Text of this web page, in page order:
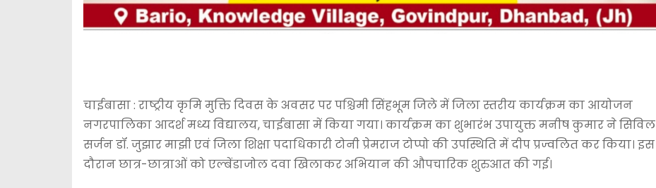
चाईबासा : राष्ट्रीय कृमि मुक्ति दिवस के अवसर पर पश्चिमी सिंहभूम जिले में जिला स्तरीय कार्यक्रम का आयोजन
नगरपालिका आदर्श मध्य विद्यालय, चाईबासा में किया गया। कार्यक्रम का शुभारंभ उपायुक्त मनीष कुमार ने सिविल
सर्जन डॉ. जुझार माझी एवं जिला शिक्षा पदाधिकारी टोनी प्रेमराज टोप्पो की उपस्थिति में दीप प्रज्वलित कर किया। इस
दौरान छात्र-छात्राओं को एल्बेंडाजोल दवा खिलाकर अभियान की औपचारिक शुरुआत की गई।